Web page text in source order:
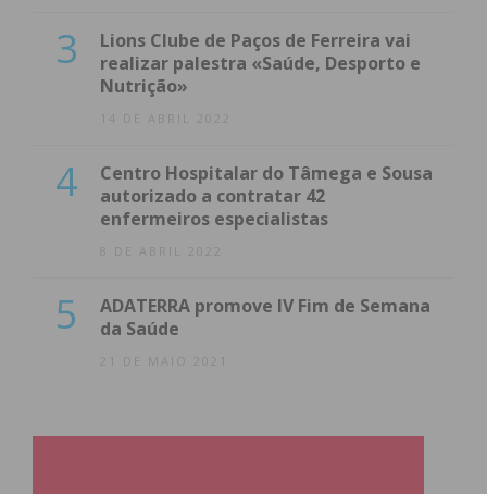
3
Lions Clube de Paços de Ferreira vai
realizar palestra «Saúde, Desporto e
Nutrição»
14 DE ABRIL 2022
4
Centro Hospitalar do Tâmega e Sousa
autorizado a contratar 42
enfermeiros especialistas
8 DE ABRIL 2022
5
ADATERRA promove IV Fim de Semana
da Saúde
21 DE MAIO 2021